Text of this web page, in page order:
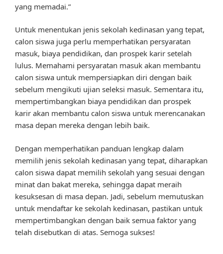
yang memadai.”
Untuk menentukan jenis sekolah kedinasan yang tepat,
calon siswa juga perlu memperhatikan persyaratan
masuk, biaya pendidikan, dan prospek karir setelah
lulus. Memahami persyaratan masuk akan membantu
calon siswa untuk mempersiapkan diri dengan baik
sebelum mengikuti ujian seleksi masuk. Sementara itu,
mempertimbangkan biaya pendidikan dan prospek
karir akan membantu calon siswa untuk merencanakan
masa depan mereka dengan lebih baik.
Dengan memperhatikan panduan lengkap dalam
memilih jenis sekolah kedinasan yang tepat, diharapkan
calon siswa dapat memilih sekolah yang sesuai dengan
minat dan bakat mereka, sehingga dapat meraih
kesuksesan di masa depan. Jadi, sebelum memutuskan
untuk mendaftar ke sekolah kedinasan, pastikan untuk
mempertimbangkan dengan baik semua faktor yang
telah disebutkan di atas. Semoga sukses!